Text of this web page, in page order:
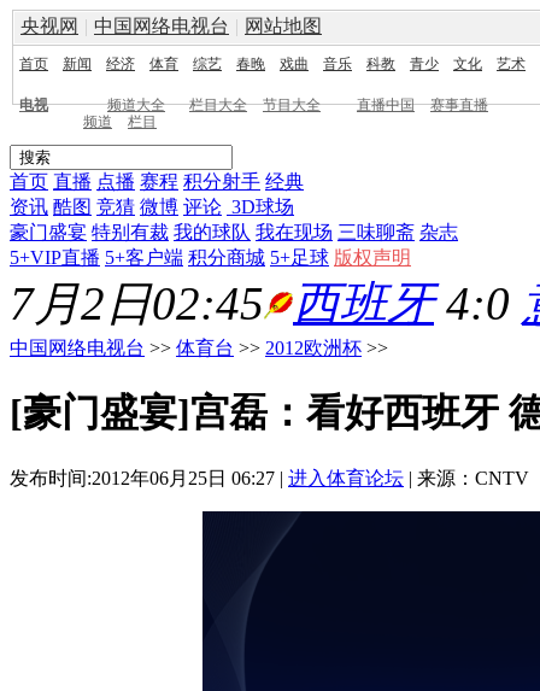
央视网 | 中国网络电视台 | 网站地图
首页 新闻 经济 体育 综艺 春晚 戏曲 音乐 科教 青少 文化 艺术
电视 频道大全 栏目大全 节目大全 直播中国
赛事直播
频道
栏目
首页 直播 点播 赛程 积分射手 经典
资讯 酷图 竞猜 微博 评论 3D球场
豪门盛宴 特别有裁 我的球队 我在现场 三味聊斋 杂志
5+VIP直播 5+客户端 积分商城 5+足球 版权声明
7月2日02:45 西班牙4:0
中国网络电视台 >> 体育台 >> 2012欧洲杯 >>
[豪门盛宴]宫磊：看好西班牙
发布时间:2012年06月25日 06:27 | 进入体育论坛 | 来源：CNTV